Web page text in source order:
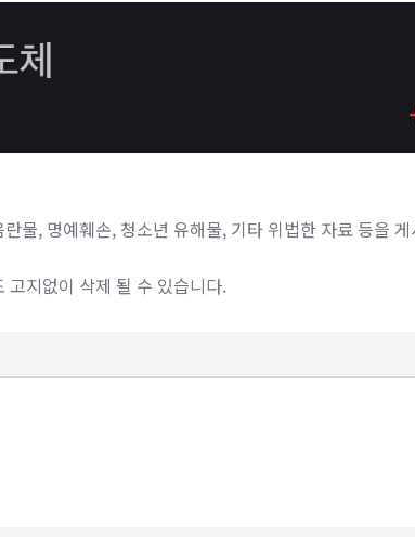
물, 명예훼손, 청소년 유해물, 기타 위법한 자료 등을
지없이 삭제 될 수 있습니다.